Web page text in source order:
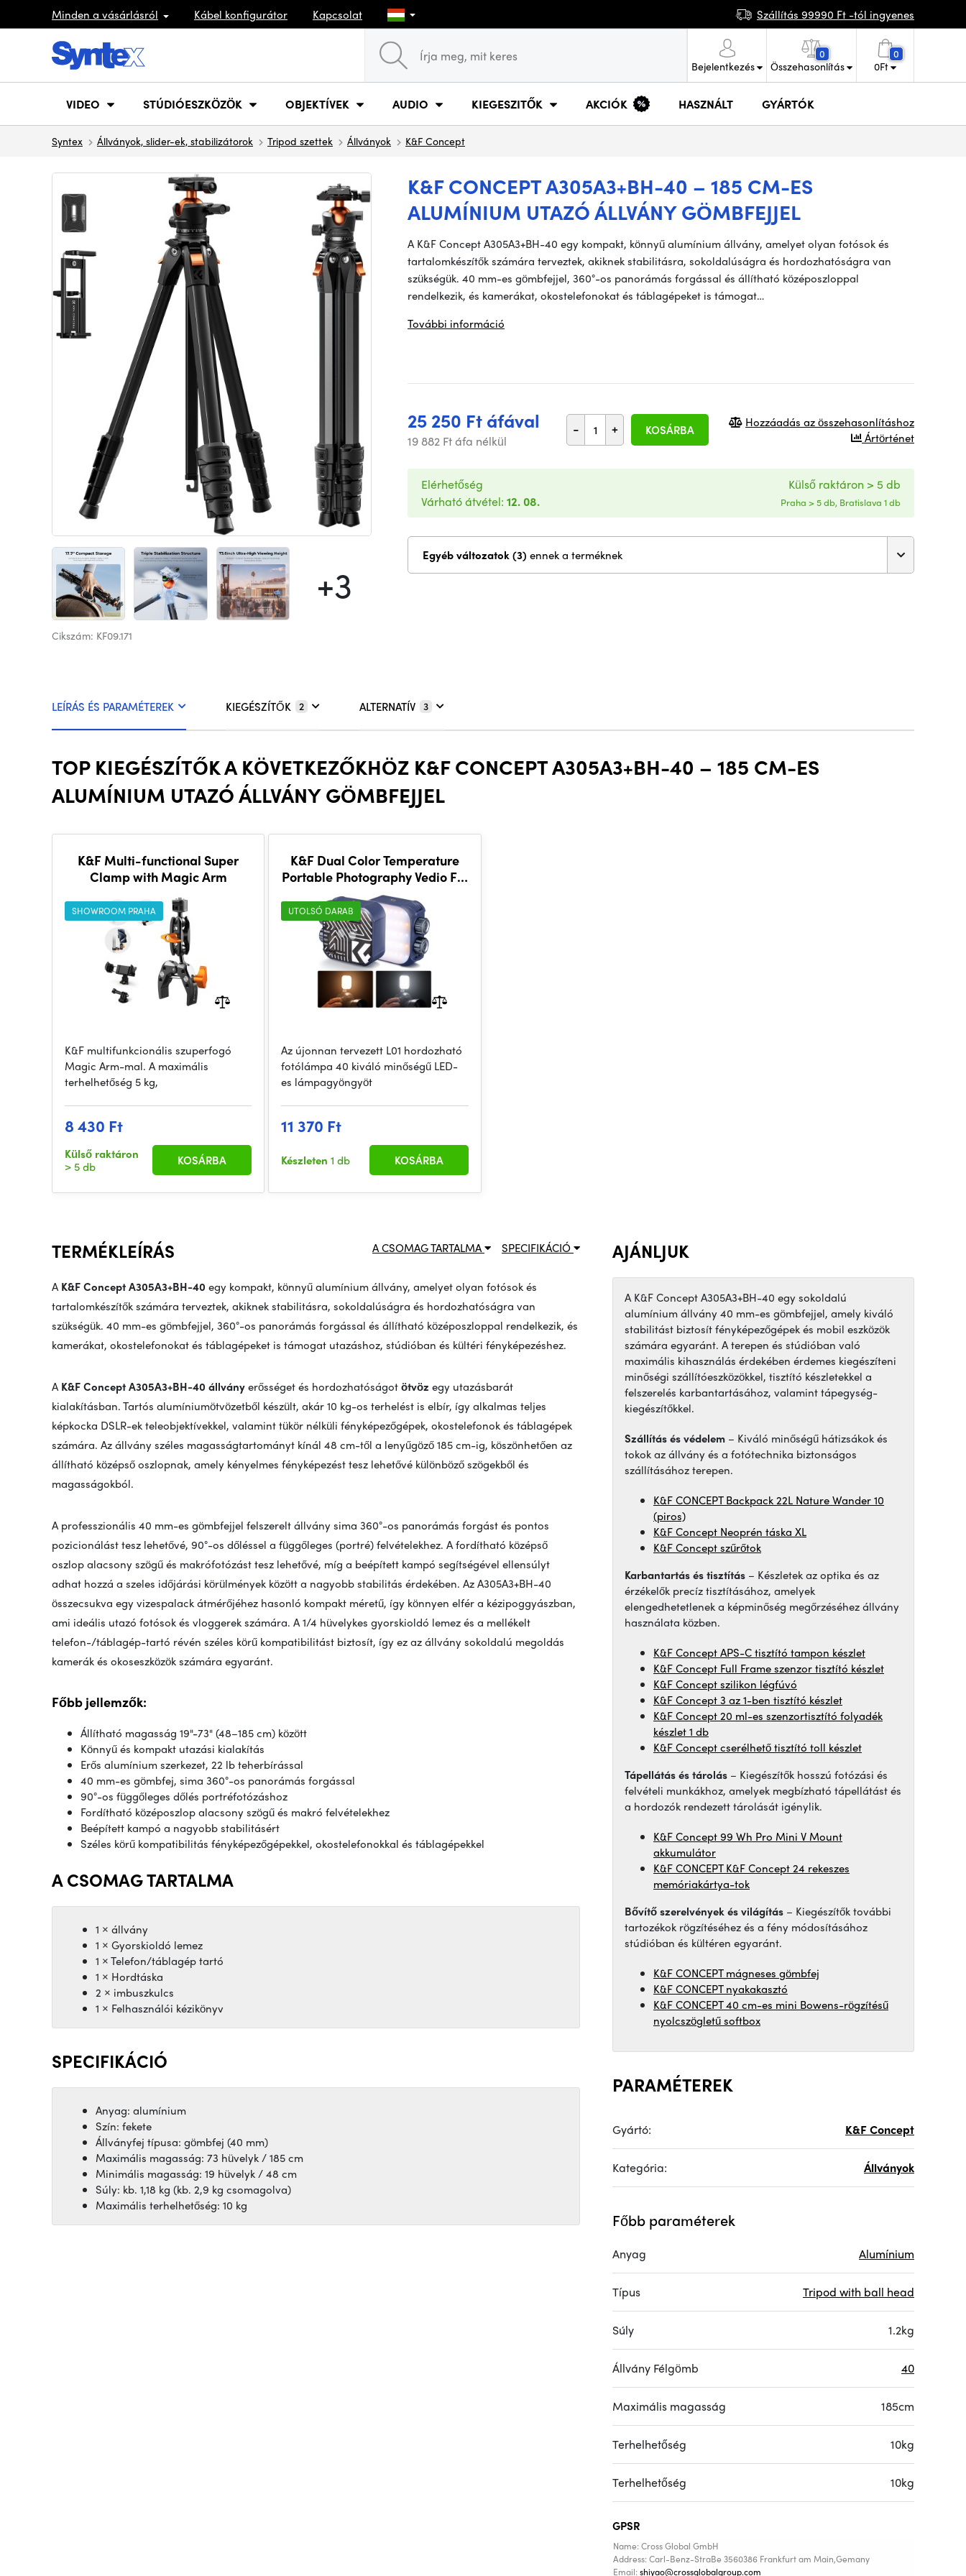
Minden a vásárlásról Kábel konfigurátor Kapcsolat Szállítás 99990 Ft -tól ingyenes
Bejelentkezés
0
Összehasonlítás
0
0Ft
VIDEO STÚDIÓESZKÖZÖK OBJEKTÍVEK AUDIO KIEGESZITŐK AKCIÓK HASZNÁLT GYÁRTÓK
Syntex Állványok, slider-ek, stabilizátorok Tripod szettek Állványok K&F Concept
K&F CONCEPT A305A3+BH-40 – 185 CM-ES
ALUMÍNIUM UTAZÓ ÁLLVÁNY GÖMBFEJJEL
+3
Cikszám: KF09.171
A K&F Concept A305A3+BH-40 egy kompakt, könnyű alumínium állvány, amelyet olyan fotósok és
tartalomkészítők számára terveztek, akiknek stabilitásra, sokoldalúságra és hordozhatóságra van
szükségük. 40 mm-es gömbfejjel, 360°-os panorámás forgással és állítható középoszloppal
rendelkezik, és kamerákat, okostelefonokat és táblagépeket is támogat…
További információ
25 250 Ft áfával
19 882 Ft áfa nélkül
- + KOSÁRBA
Hozzáadás az összehasonlításhoz
Ártörténet
Elérhetőség
Várható átvétel: 12. 08.
Külső raktáron > 5 db
Praha > 5 db, Bratislava 1 db
Egyéb változatok (3) ennek a terméknek
LEÍRÁS ÉS PARAMÉTEREK KIEGÉSZÍTŐK 2 ALTERNATÍV 3
TOP KIEGÉSZÍTŐK A KÖVETKEZŐKHÖZ K&F CONCEPT A305A3+BH-40 – 185 CM-ES
ALUMÍNIUM UTAZÓ ÁLLVÁNY GÖMBFEJJEL
K&F Multi-functional Super
Clamp with Magic Arm
SHOWROOM PRAHA
K&F multifunkcionális szuperfogó
Magic Arm-mal. A maximális
terhelhetőség 5 kg,
8 430 Ft
Külső raktáron
> 5 db
KOSÁRBA
K&F Dual Color Temperature
Portable Photography Vedio Fill
Light 2500K-9900K Blue
UTOLSÓ DARAB
Az újonnan tervezett L01 hordozható
fotólámpa 40 kiváló minőségű LED-
es lámpagyöngyöt
11 370 Ft
Készleten1 db KOSÁRBA
SPECIFIKÁCIÓ
A CSOMAG TARTALMA
TERMÉKLEÍRÁS
AK&F Concept A305A3+BH-40 egy kompakt, könnyű alumínium állvány, amelyet olyan fotósok és
tartalomkészítők számára terveztek, akiknek stabilitásra, sokoldalúságra és hordozhatóságra van
szükségük. 40 mm-es gömbfejjel, 360°-os panorámás forgással és állítható középoszloppal rendelkezik, és
kamerákat, okostelefonokat és táblagépeket is támogat utazáshoz, stúdióban és kültéri fényképezéshez.
AK&F Concept A305A3+BH-40 állványerősséget és hordozhatóságotötvöz egy utazásbarát
kialakításban. Tartós alumíniumötvözetből készült, akár 10 kg-os terhelést is elbír, így alkalmas teljes
képkocka DSLR-ek teleobjektívekkel, valamint tükör nélküli fényképezőgépek, okostelefonok és táblagépek
számára. Az állvány széles magasságtartományt kínál 48 cm-től a lenyűgöző 185 cm-ig, köszönhetően az
állítható középső oszlopnak, amely kényelmes fényképezést tesz lehetővé különböző szögekből és
magasságokból.
A professzionális 40 mm-es gömbfejjel felszerelt állvány sima 360°-os panorámás forgást és pontos
pozicionálást tesz lehetővé, 90°-os dőléssel a függőleges (portré) felvételekhez. A fordítható középső
oszlop alacsony szögű és makrófotózást tesz lehetővé, míg a beépített kampó segítségével ellensúlyt
adhat hozzá a szeles időjárási körülmények között a nagyobb stabilitás érdekében. Az A305A3+BH-40
összecsukva egy vizespalack átmérőjéhez hasonló kompakt méretű, így könnyen elfér a kézipoggyászban,
ami ideális utazó fotósok és vloggerek számára. A 1/4 hüvelykes gyorskioldó lemez és a mellékelt
telefon-/táblagép-tartó révén széles körű kompatibilitást biztosít, így ez az állvány sokoldalú megoldás
kamerák és okoseszközök számára egyaránt.
Főbb jellemzők:
Állítható magasság 19"-73" (48–185 cm) között
Könnyű és kompakt utazási kialakítás
Erős alumínium szerkezet, 22 lb teherbírással
40 mm-es gömbfej, sima 360°-os panorámás forgással
90°-os függőleges dőlés portréfotózáshoz
Fordítható középoszlop alacsony szögű és makró felvételekhez
Beépített kampó a nagyobb stabilitásért
Széles körű kompatibilitás fényképezőgépekkel, okostelefonokkal és táblagépekkel
A CSOMAG TARTALMA
1 × állvány
1 × Gyorskioldó lemez
1 × Telefon/táblagép tartó
1 × Hordtáska
2 × imbuszkulcs
1 × Felhasználói kézikönyv
SPECIFIKÁCIÓ
Anyag: alumínium
Szín: fekete
Állványfej típusa: gömbfej (40 mm)
Maximális magasság: 73 hüvelyk / 185 cm
Minimális magasság: 19 hüvelyk / 48 cm
Súly: kb. 1,18 kg (kb. 2,9 kg csomagolva)
Maximális terhelhetőség: 10 kg
AJÁNLJUK
A K&F Concept A305A3+BH-40 egy sokoldalú
alumínium állvány 40 mm-es gömbfejjel, amely kiváló
stabilitást biztosít fényképezőgépek és mobil eszközök
számára egyaránt. A terepen és stúdióban való
maximális kihasználás érdekében érdemes kiegészíteni
minőségi szállítóeszközökkel, tisztító készletekkel a
felszerelés karbantartásához, valamint tápegység-
kiegészítőkkel.
Szállítás és védelem – Kiváló minőségű hátizsákok és
tokok az állvány és a fotótechnika biztonságos
szállításához terepen.
K&F CONCEPT Backpack 22L Nature Wander 10
(piros)
K&F Concept Neoprén táska XL
K&F Concept szűrőtok
Karbantartás és tisztítás – Készletek az optika és az
érzékelők precíz tisztításához, amelyek
elengedhetetlenek a képminőség megőrzéséhez állvány
használata közben.
K&F Concept APS-C tisztító tampon készlet
K&F Concept Full Frame szenzor tisztító készlet
K&F Concept szilikon légfúvó
K&F Concept 3 az 1-ben tisztító készlet
K&F Concept 20 ml-es szenzortisztító folyadék
készlet 1 db
K&F Concept cserélhető tisztító toll készlet
Tápellátás és tárolás – Kiegészítők hosszú fotózási és
felvételi munkákhoz, amelyek megbízható tápellátást és
a hordozók rendezett tárolását igénylik.
K&F Concept 99 Wh Pro Mini V Mount
akkumulátor
K&F CONCEPT K&F Concept 24 rekeszes
memóriakártya-tok
Bővítő szerelvények és világítás – Kiegészítők további
tartozékok rögzítéséhez és a fény módosításához
stúdióban és kültéren egyaránt.
K&F CONCEPT mágneses gömbfej
K&F CONCEPT nyakakasztó
K&F CONCEPT 40 cm-es mini Bowens-rögzítésű
nyolcszögletű softbox
PARAMÉTEREK
Gyártó: K&F Concept
Kategória: Állványok
Főbb paraméterek
Anyag Alumínium
Típus Tripod with ball head
Súly 1.2kg
Állvány Félgömb 40
Maximális magasság 185cm
Terhelhetőség 10kg
Terhelhetőség 10kg
GPSR
Name: Cross Global GmbH
Address: Carl-Benz-StraBe 3560386 Frankfurt am Main,Gemany
Email:shiyao@crossglobalgroup.com